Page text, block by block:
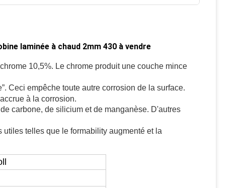
laminée à chaud 2mm 430 à vendre
10,5%. Le chrome produit une couche mince
Ceci empêche toute autre corrosion de la surface.
à la corrosion.
carbone, de silicium et de manganèse. D'autres
telles que le formability augmenté et la